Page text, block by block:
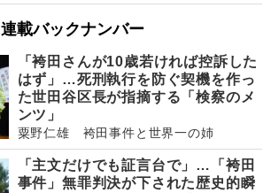
連載バックナンバー
「袴田さんが10歳若ければ控訴した
はず」…死刑執行を防ぐ契機を作っ
た世田谷区長が指摘する「検察のメ
ンツ」
粟野仁雄 袴田事件と世界一の姉
「主文だけでも証言台で」…「袴田
事件」無罪判決が下された歴史的瞬